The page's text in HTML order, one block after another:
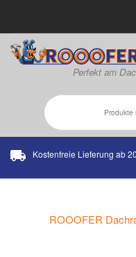
Kostenfreie Lieferung ab
ROOOFER